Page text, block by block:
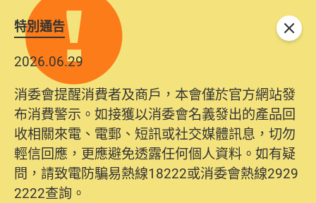
特別通告
2026.06.29
消委會提醒消費者及商戶，本會僅於官方網站發
布消費警示。如接獲以消委會名義發出的產品回
收相關來電、電郵、短訊或社交媒體訊息，切勿
輕信回應，更應避免透露任何個人資料。如有疑
問，請致電防騙易熱線18222或消委會熱線2929
2222查詢。
2025.10.31
為提升使用者體驗及網絡安全，本會的投訴處理
系統已經進行升級及推出新功能。由2025年11月
10日起，消費者需要提供基本聯絡資料（包括姓
名、電郵及電話）註冊帳戶，才可提交投訴、查
詢及建議。所有提交紀錄將清晰整合於帳戶中，
方便日後作出跟進。
關閉